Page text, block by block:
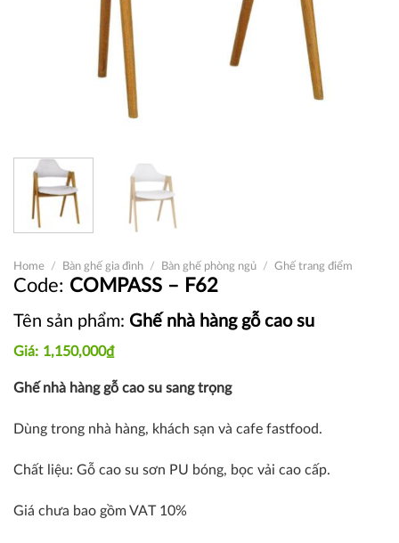
Home / Bàn ghế gia đình / Bàn ghế phòng ngủ / Ghế trang điểm
COMPASS – F62
Tên sản phẩm: Ghế nhà hàng gỗ cao su
1,150,000₫
Ghế nhà hàng gỗ cao su sang trọng
Dùng trong nhà hàng, khách sạn và cafe fastfood.
Chất liệu: Gỗ cao su sơn PU bóng, bọc vải cao cấp.
Giá chưa bao gồm VAT 10%